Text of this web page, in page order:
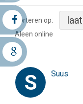
Sorteren op:
Aleen online
S Suus